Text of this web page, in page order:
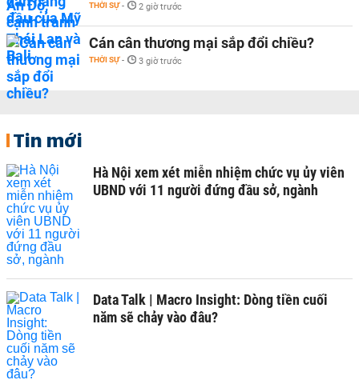
THỜI SỰ - 2 giờ trước
Cán cân thương mại sắp đổi chiều?
THỜI SỰ - 3 giờ trước
Tin mới
Hà Nội xem xét miễn nhiệm chức vụ ủy viên
UBND với 11 người đứng đầu sở, ngành
Data Talk | Macro Insight: Dòng tiền cuối
năm sẽ chảy vào đâu?